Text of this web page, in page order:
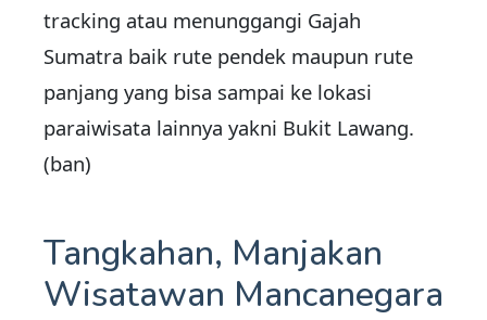
tracking atau menunggangi Gajah
Sumatra baik rute pendek maupun rute
panjang yang bisa sampai ke lokasi
paraiwisata lainnya yakni Bukit Lawang.
(ban)
Tangkahan, Manjakan
Wisatawan Mancanegara